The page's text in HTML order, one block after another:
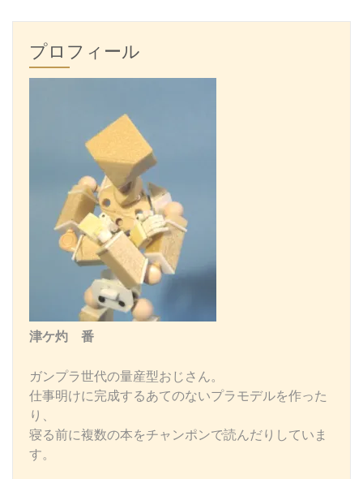
プロフィール
津ケ灼 番
ガンプラ世代の量産型おじさん。
仕事明けに完成するあてのないプラモデルを作った
り、
寝る前に複数の本をチャンポンで読んだりしていま
す。